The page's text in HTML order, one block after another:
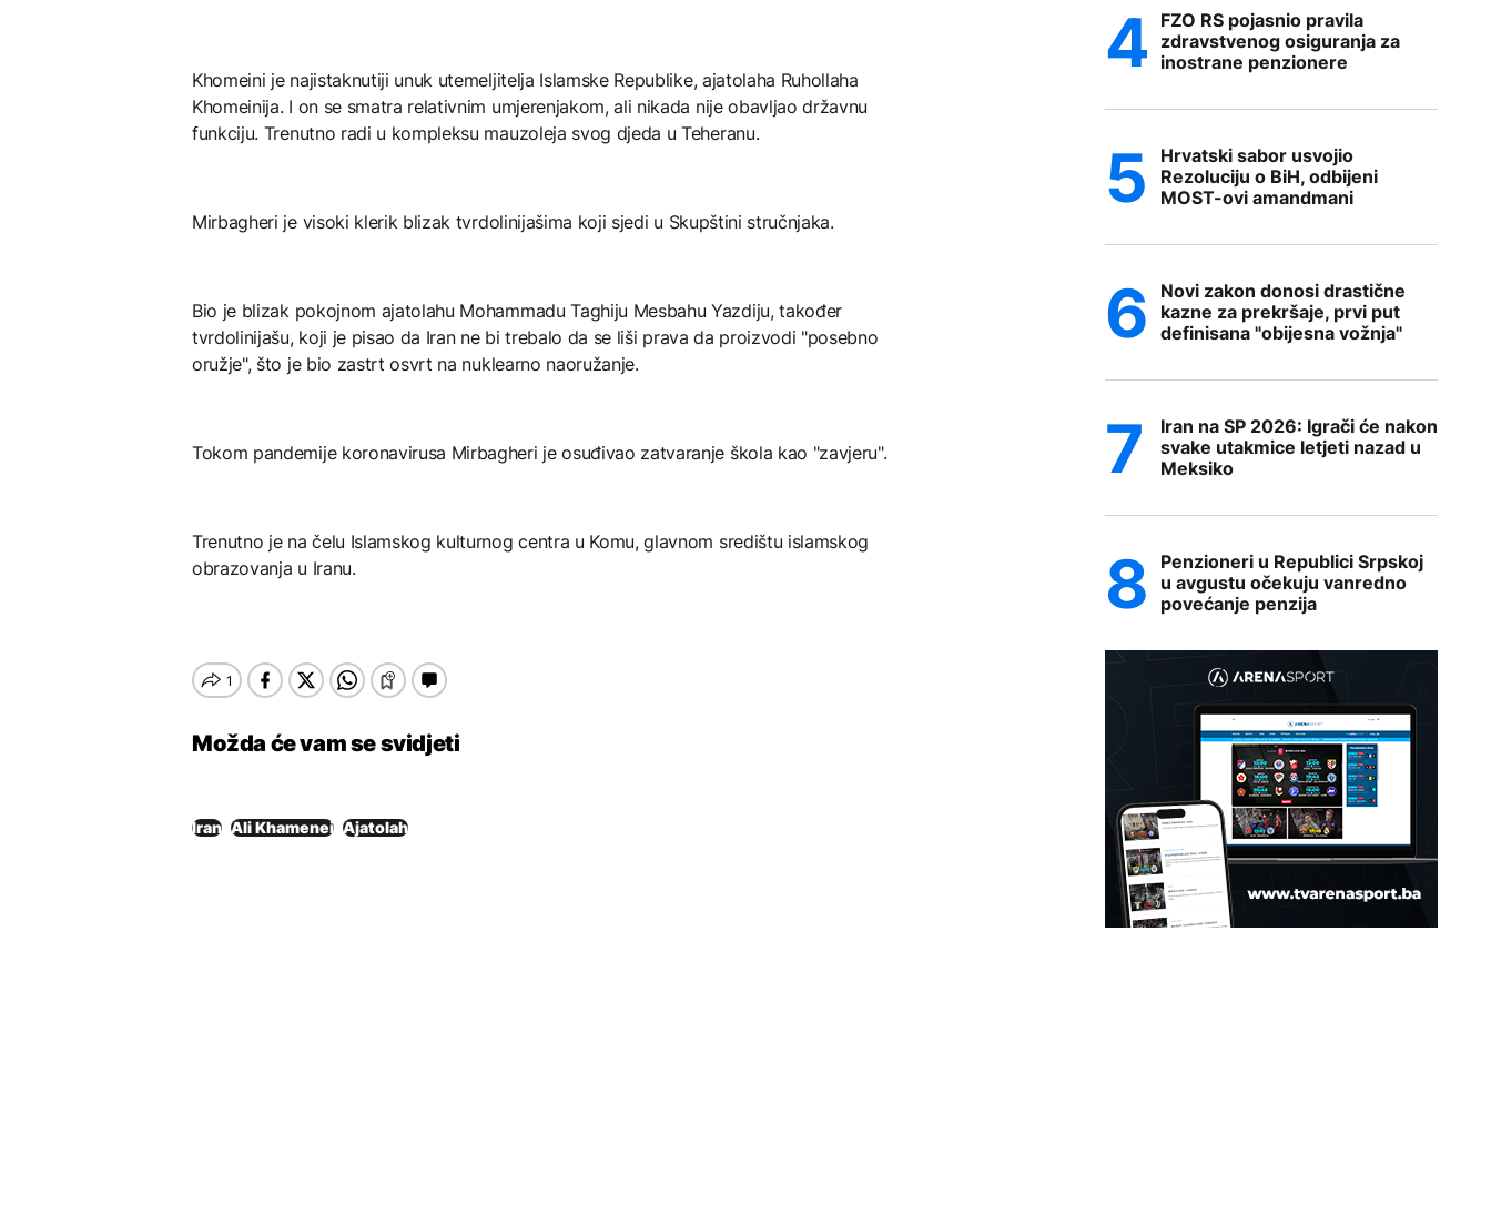
Khomeini je najistaknutiji unuk utemeljitelja Islamske Republike, ajatolaha Ruhollaha
Khomeinija. I on se smatra relativnim umjerenjakom, ali nikada nije obavljao državnu
funkciju. Trenutno radi u kompleksu mauzoleja svog djeda u Teheranu.
Mirbagheri je visoki klerik blizak tvrdolinijašima koji sjedi u Skupštini stručnjaka.
Bio je blizak pokojnom ajatolahu Mohammadu Taghiju Mesbahu Yazdiju, također
tvrdolinijašu, koji je pisao da Iran ne bi trebalo da se liši prava da proizvodi "posebno
oružje", što je bio zastrt osvrt na nuklearno naoružanje.
Tokom pandemije koronavirusa Mirbagheri je osuđivao zatvaranje škola kao "zavjeru".
Trenutno je na čelu Islamskog kulturnog centra u Komu, glavnom središtu islamskog
obrazovanja u Iranu.
Možda će vam se svidjeti
Iran Ali Khamenei Ajatolah
FZO RS pojasnio pravila
zdravstvenog osiguranja za
inostrane penzionere
Hrvatski sabor usvojio
Rezoluciju o BiH, odbijeni
MOST-ovi amandmani
Novi zakon donosi drastične
kazne za prekršaje, prvi put
definisana "obijesna vožnja"
Iran na SP 2026: Igrači će nakon
svake utakmice letjeti nazad u
Meksiko
Penzioneri u Republici Srpskoj
u avgustu očekuju vanredno
povećanje penzija